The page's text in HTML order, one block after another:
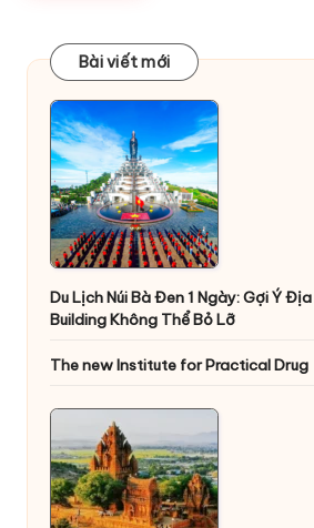
Bài viết mới
Du Lịch Núi Bà Đen 1 Ngày: Gợi Ý
Building Không Thể Bỏ Lỡ
The new Institute for Practical Drug